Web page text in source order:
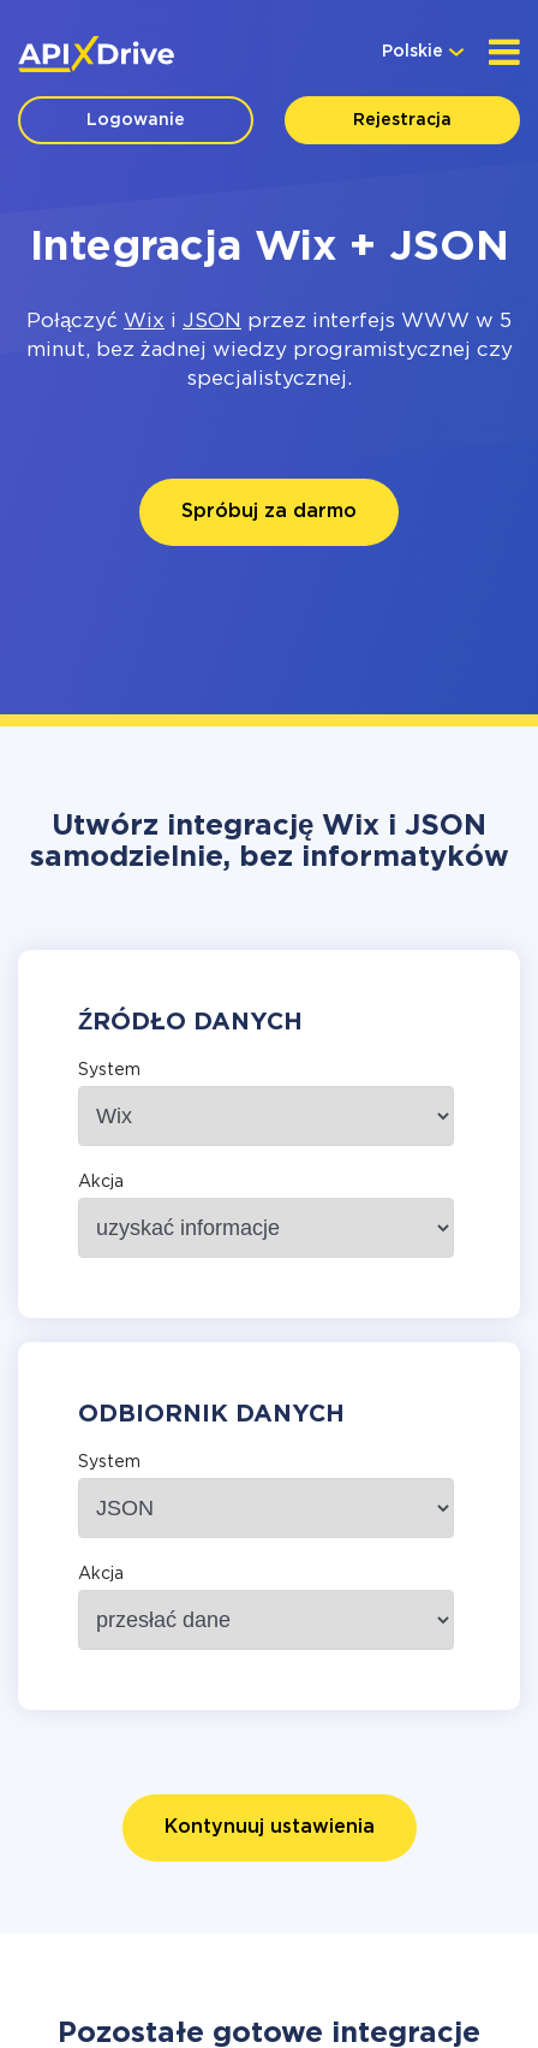
Polskie
Logowanie Rejestracja
Integracja Wix + JSON
Połączyć Wix i JSON przez interfejs WWW w 5
minut, bez żadnej wiedzy programistycznej czy
specjalistycznej.
Spróbuj za darmo
Utwórz integrację Wix i JSON
samodzielnie, bez informatyków
ŹRÓDŁO DANYCH
System
Akcja
ODBIORNIK DANYCH
System
Akcja
Kontynuuj ustawienia
Pozostałe gotowe integracje